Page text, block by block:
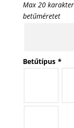
Max 20
betűméretet
Betűtípus *